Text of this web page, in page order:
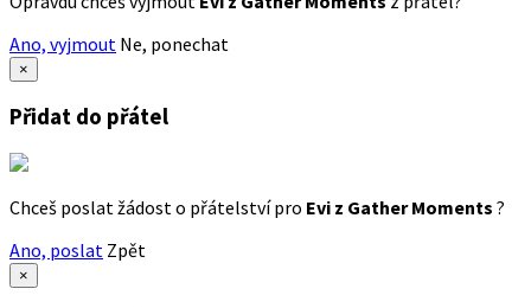
Ano, vyjmout Ne, ponechat
×
Přidat do přátel
Chceš poslat žádost o přátelství pro Evi z Gather Moments ?
Ano, poslat Zpět
×